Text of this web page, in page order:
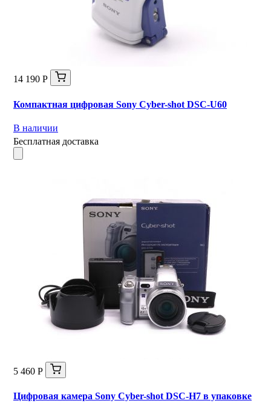
14 190 Р
Компактная цифровая Sony Cyber-shot DSC-U60
В наличии
Бесплатная доставка
5 460 Р
Цифровая камера Sony Cyber-shot DSC-H7 в упаковке